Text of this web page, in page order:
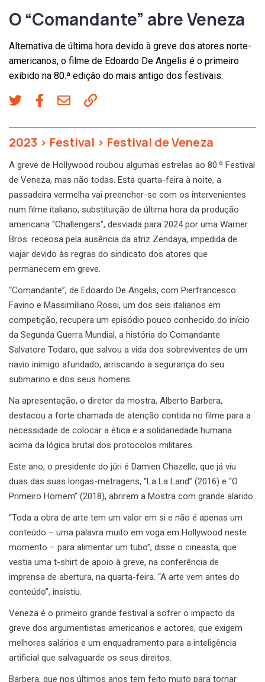
O “Comandante” abre Veneza
Alternativa de última hora devido à greve dos atores norte-
americanos, o filme de Edoardo De Angelis é o primeiro
exibido na 80.ª edição do mais antigo dos festivais.
2023 > Festival > Festival de Veneza
A greve de Hollywood roubou algumas estrelas ao 80.º Festival
de Veneza, mas não todas. Esta quarta-feira à noite, a
passadeira vermelha vai preencher-se com os intervenientes
num filme italiano, substituição de última hora da produção
americana “Challengers”, desviada para 2024 por uma Warner
Bros. receosa pela ausência da atriz Zendaya, impedida de
viajar devido às regras do sindicato dos atores que
permanecem em greve.
“Comandante”, de Edoardo De Angelis, com Pierfrancesco
Favino e Massimiliano Rossi, um dos seis italianos em
competição, recupera um episódio pouco conhecido do início
da Segunda Guerra Mundial, a história do Comandante
Salvatore Todaro, que salvou a vida dos sobreviventes de um
navio inimigo afundado, arriscando a segurança do seu
submarino e dos seus homens.
Na apresentação, o diretor da mostra, Alberto Barbera,
destacou a forte chamada de atenção contida no filme para a
necessidade de colocar a ética e a solidariedade humana
acima da lógica brutal dos protocolos militares.
Este ano, o presidente do júri é Damien Chazelle, que já viu
duas das suas longas-metragens, “La La Land” (2016) e “O
Primeiro Homem” (2018), abrirem a Mostra com grande alarido.
“Toda a obra de arte tem um valor em si e não é apenas um
conteúdo – uma palavra muito em voga em Hollywood neste
momento – para alimentar um tubo”, disse o cineasta, que
vestia uma t-shirt de apoio à greve, na conferência de
imprensa de abertura, na quarta-feira. “A arte vem antes do
conteúdo”, insistiu.
Veneza é o primeiro grande festival a sofrer o impacto da
greve dos argumentistas americanos e actores, que exigem
melhores salários e um enquadramento para a inteligência
artificial que salvaguarde os seus direitos.
Barbera, que nos últimos anos tem feito muito para tornar